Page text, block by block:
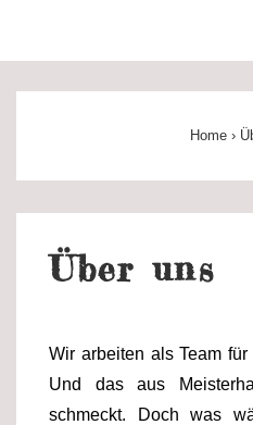
Home ›
Über uns
Wir arbeiten als Team
Und das aus
schmeckt. Doch was